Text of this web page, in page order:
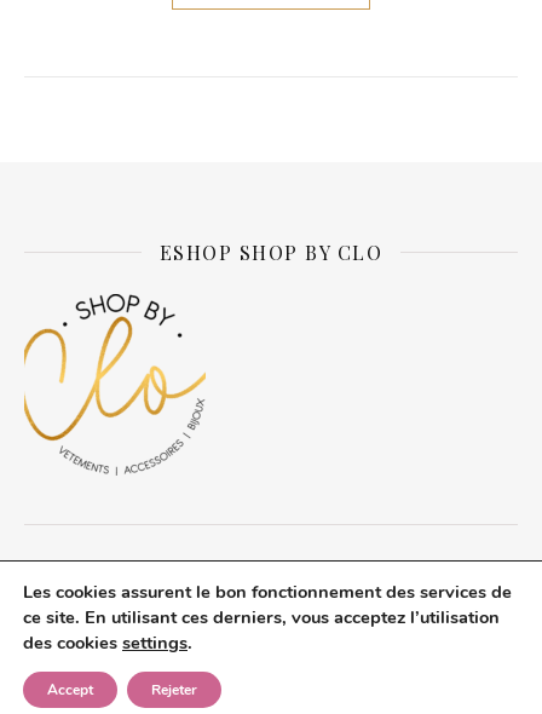
ESHOP SHOP BY CLO
A propos du blog Mentions légales Politique de confidentialité
Revue de Presse Contact
Thème Ashe par
Les cookies assurent le bon fonctionnement des services de
ce site. En utilisant ces derniers, vous acceptez l’utilisation
des cookies settings.
Accept Rejeter